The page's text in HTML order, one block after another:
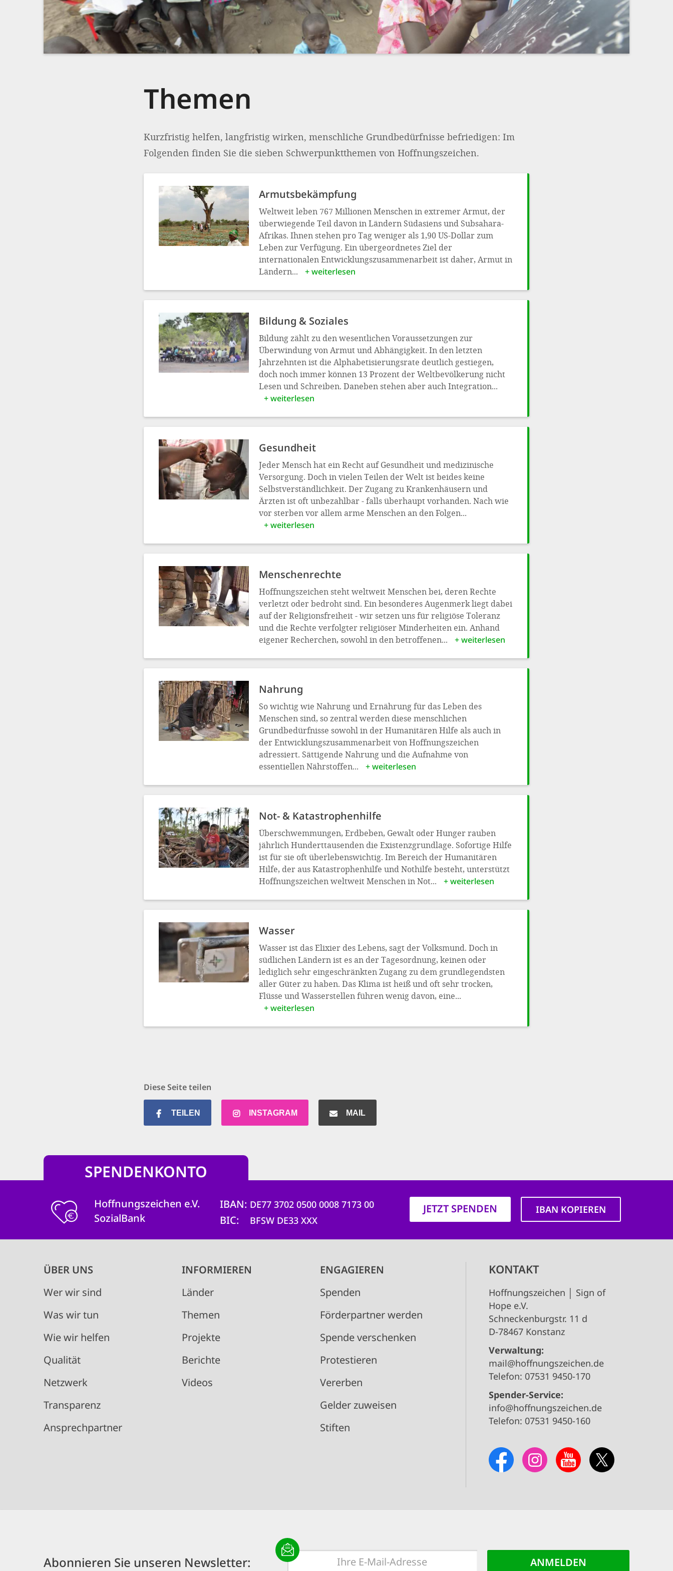
Themen
Kurzfristig helfen, langfristig wirken, menschliche Grundbedürfnisse befriedigen: Im
Folgenden finden Sie die sieben Schwerpunktthemen von Hoffnungszeichen.
Armuts­bekämpfung
Weltweit leben 767 Millionen Menschen in extremer Armut, der
überwiegende Teil davon in Ländern Südasiens und Subsahara-
Afrikas. Ihnen stehen pro Tag weniger als 1,90 US-Dollar zum
Leben zur Verfügung. Ein übergeordnetes Ziel der
internationalen Entwicklungszusammenarbeit ist daher, Armut in
Ländern...
+ weiterlesen
Bildung & Soziales
Bildung zählt zu den wesentlichen Voraussetzungen zur
Überwindung von Armut und Abhängigkeit. In den letzten
Jahrzehnten ist die Alphabetisierungsrate deutlich gestiegen,
doch noch immer können 13 Prozent der Weltbevölkerung nicht
Lesen und Schreiben. Daneben stehen aber auch Integration...
+ weiterlesen
Gesundheit
Jeder Mensch hat ein Recht auf Gesundheit und medizinische
Versorgung. Doch in vielen Teilen der Welt ist beides keine
Selbstverständlichkeit. Der Zugang zu Krankenhäusern und
Ärzten ist oft unbezahlbar - falls überhaupt vorhanden. Nach wie
vor sterben vor allem arme Menschen an den Folgen...
+ weiterlesen
Menschen­rechte
Hoffnungszeichen steht weltweit Menschen bei, deren Rechte
verletzt oder bedroht sind. Ein besonderes Augenmerk liegt dabei
auf der Religionsfreiheit - wir setzen uns für religiöse Toleranz
und die Rechte verfolgter religiöser Minderheiten ein. Anhand
eigener Recherchen, sowohl in den betroffenen...
+ weiterlesen
Nahrung
So wichtig wie Nahrung und Ernährung für das Leben des
Menschen sind, so zentral werden diese menschlichen
Grundbedürfnisse sowohl in der Humanitären Hilfe als auch in
der Entwicklungszusammenarbeit von Hoffnungszeichen
adressiert. Sättigende Nahrung und die Aufnahme von
essentiellen Nährstoffen...
+ weiterlesen
Not- & Kata­strophen­hilfe
Überschwemmungen, Erdbeben, Gewalt oder Hunger rauben
jährlich Hunderttausenden die Existenzgrundlage. Sofortige Hilfe
ist für sie oft überlebenswichtig. Im Bereich der Humanitären
Hilfe, der aus Katastrophenhilfe und Nothilfe besteht, unterstützt
Hoffnungszeichen weltweit Menschen in Not...
+ weiterlesen
Wasser
Wasser ist das Elixier des Lebens, sagt der Volksmund. Doch in
südlichen Ländern ist es an der Tagesordnung, keinen oder
lediglich sehr eingeschränkten Zugang zu dem grundlegendsten
aller Güter zu haben. Das Klima ist heiß und oft sehr trocken,
Flüsse und Wasserstellen führen wenig davon, eine...
+ weiterlesen
Diese Seite teilen
TEILEN INSTAGRAM MAIL
SPENDENKONTO
Hoffnungszeichen e.V.
SozialBank
IBAN DE77 3702 0500 0008 7173 00
BIC BFSW DE33 XXX
JETZT SPENDEN IBAN KOPIEREN
Main
navigation
ÜBER UNS
Wer wir sind
Was wir tun
Wie wir helfen
Qualität
Netzwerk
Transparenz
Ansprechpartner
INFORMIEREN
Länder
Themen
Projekte
Berichte
Videos
ENGAGIEREN
Spenden
Förderpartner werden
Spende verschenken
Protestieren
Vererben
Gelder zuweisen
Stiften
KONTAKT
Hoffnungszeichen │ Sign of
Hope e.V.
Schneckenburgstr. 11 d
D-78467 Konstanz
Verwaltung:
mail@hoffnungszeichen.de
Telefon: 07531 9450-170
Spender-Service:
info@hoffnungszeichen.de
Telefon: 07531 9450-160
Abonnieren Sie unseren Newsletter:
E-
Mail
OPTIONALE ABLEHNEN